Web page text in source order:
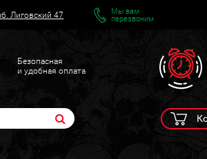
Лиговский 47
Мы вам
перезвоним
Безопасная
и удобная оплата